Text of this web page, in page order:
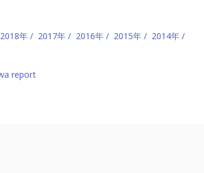
2018年 2017年 2016年 2015年
2014年
report